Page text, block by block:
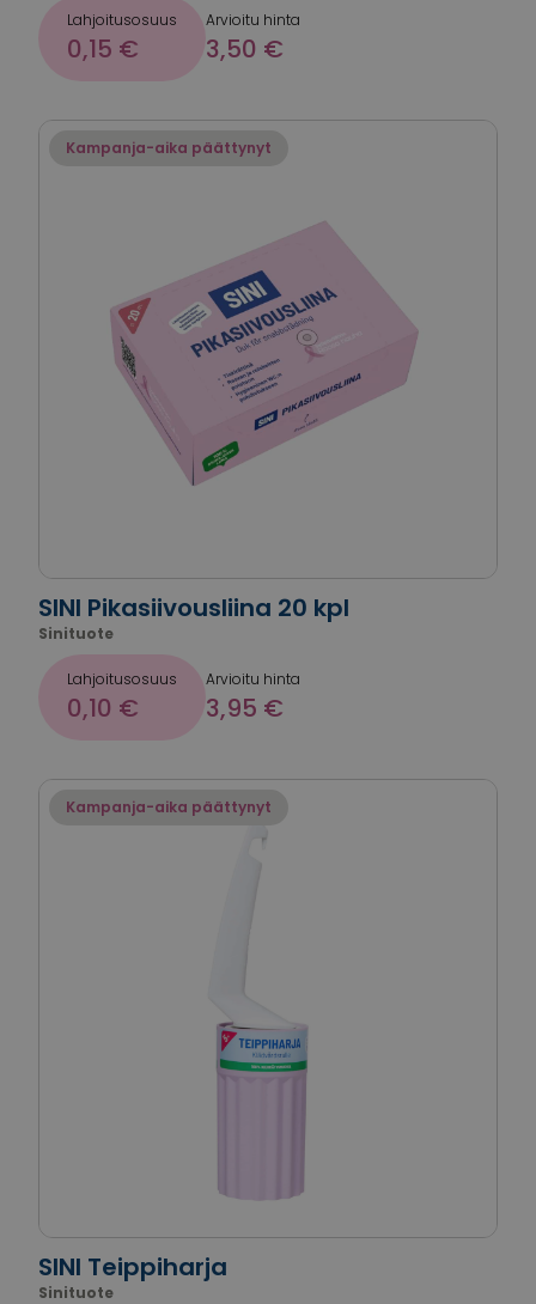
Lahjoitusosuus
0,15 €
Arvioitu hinta
3,50 €
Kampanja-aika päättynyt
SINI Pikasiivousliina 20 kpl
Sinituote
Lahjoitusosuus
0,10 €
Arvioitu hinta
3,95 €
Kampanja-aika päättynyt
SINI Teippiharja
Sinituote